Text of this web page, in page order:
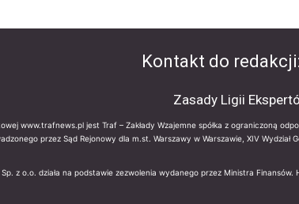
Kontakt do redakcji:
Zasady Ligii
www.trafnews.pl jest Traf – Zakłady Wzajemne spółka z ograniczoną
przez Sąd Rejonowy dla m.st. Warszawy w Warszawie, XIV
Sp. z o.o. działa na podstawie zezwolenia wydanego przez Ministra